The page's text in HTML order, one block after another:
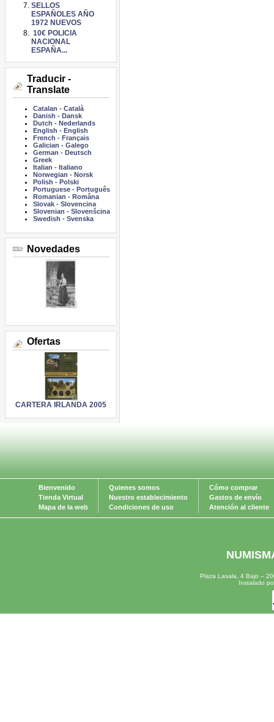
SELLOS
ESPAÑOLES AÑO
1972 NUEVOS
10€ POLICIA
NACIONAL
ESPAÑA...
Traducir -
Translate
Catalan -Català
Danish -Dansk
Dutch -Nederlands
English -English
French -Français
Galician -Galego
German -Deutsch
Greek
Italian -Italiano
Norwegian -Norsk
Polish -Polski
Portuguese -Português
Romanian -Româna
Slovak -Slovencina
Slovenian -Slovenšcina
Swedish -Svenska
Novedades
Ofertas
CARTERA IRLANDA 2005
Bienvenido
Tienda Virtual
Mapa de la web
Quienes somos
Nuestro establecimiento
Condiciones de uso
Cómo comprar
Gastos de envío
Atención al cliente
Plaza Lasala, 4 Bajo –
Instalado